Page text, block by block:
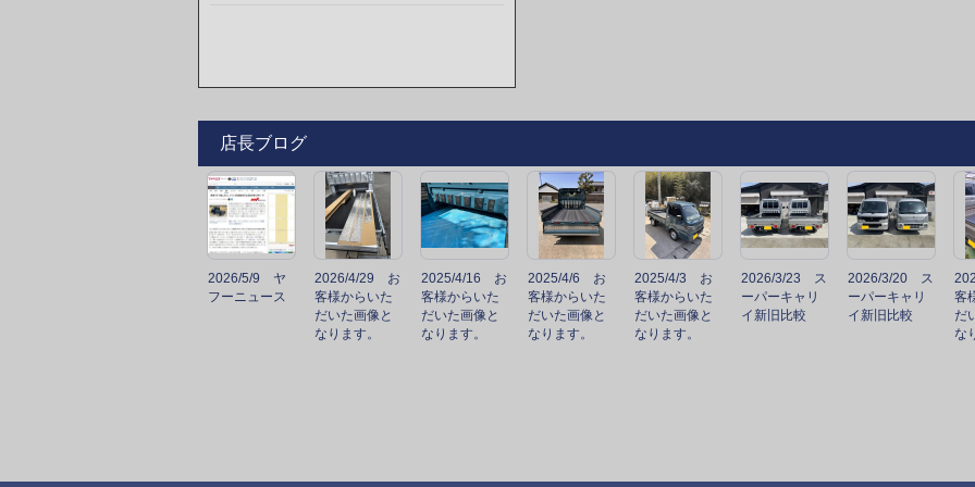
店長ブログ
2026/5/9 ヤ
フーニュース
2026/4/29 お
客様からいた
だいた画像と
なります。
2025/4/16 お
客様からいた
だいた画像と
なります。
2025/4/6 お
客様からいた
だいた画像と
なります。
2025/4/3 お
客様からいた
だいた画像と
なります。
2026/3/23 ス
ーパーキャリ
イ新旧比較
2026/3/20 ス
ーパーキャリ
イ新旧比較
客
だ
な